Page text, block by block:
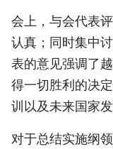
会上，与会代表
认真；同时集中
表的意见强调了
得一切胜利的决
训以及未来国家发
对于总结实施纲